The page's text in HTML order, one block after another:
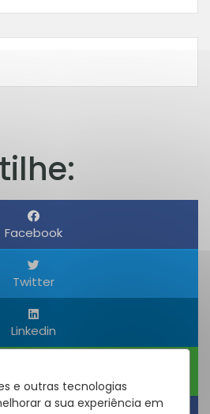
e outras tecnologias
a sua experiência em
Facebook
Twitter
Linkedin
WhatsApp